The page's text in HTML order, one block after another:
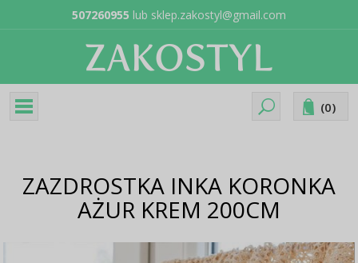
507260955 lub sklep.zakostyl@gmail.com
(0)
ZAZDROSTKA INKA KORONKA
AŻUR KREM 200CM